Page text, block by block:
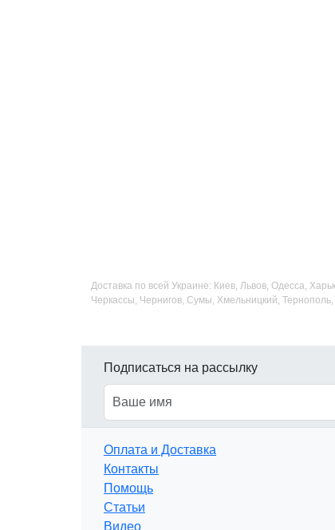
Доставка по всей Украине: Киев, Львов, Одесса,
Черкассы, Чернигов, Сумы, Хмельницкий, Тернополь,
Подписаться на рассылку
Оплата и Доставка
Контакты
Помощь
Статьи
Видео